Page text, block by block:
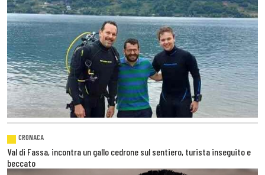
CRONACA
Val di Fassa, incontra un gallo cedrone sul sentiero, turista inseguito e
beccato